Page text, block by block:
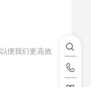
便我们更高效